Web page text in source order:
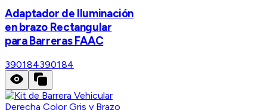
Adaptador de Iluminación
en brazo Rectangular
para Barreras FAAC
390184390184